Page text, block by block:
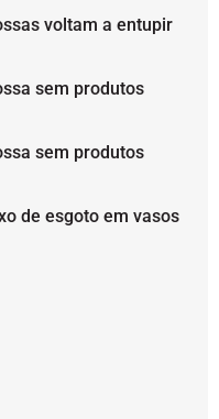
voltam a entupir
sem produtos
sem produtos
de esgoto em vasos